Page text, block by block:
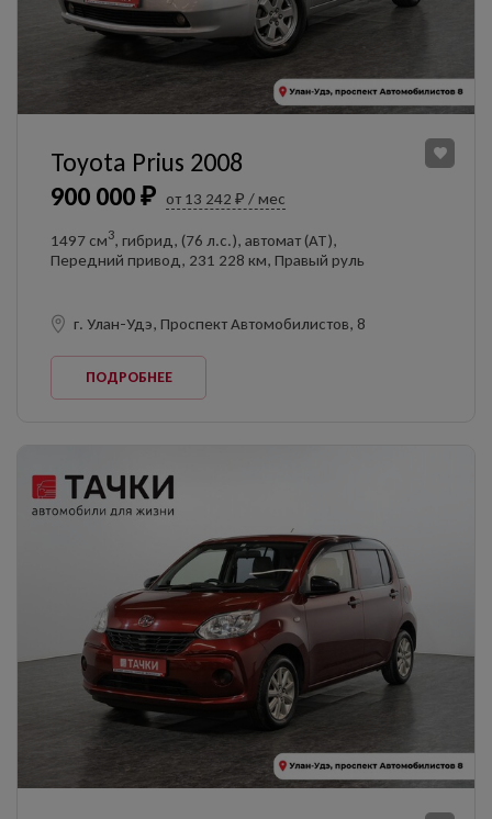
900 000 ₽ от 13 242 ₽ / мес
Toyota Prius 2008
1497 см3, гибрид, (76 л.с.), автомат (AT),
Передний привод, 231 228 км, Правый руль
г. Улан-Удэ, Проспект Автомобилистов, 8
ПОДРОБНЕЕ